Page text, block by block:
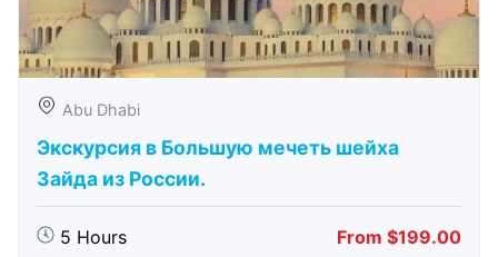
Abu Dhabi
Экскурсия в Большую мечеть шейха
Зайда из России.
5 Hours From $199.00